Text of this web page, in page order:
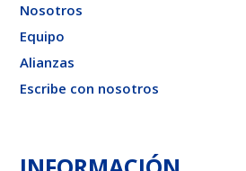
Nosotros
Equipo
Alianzas
Escribe con nosotros